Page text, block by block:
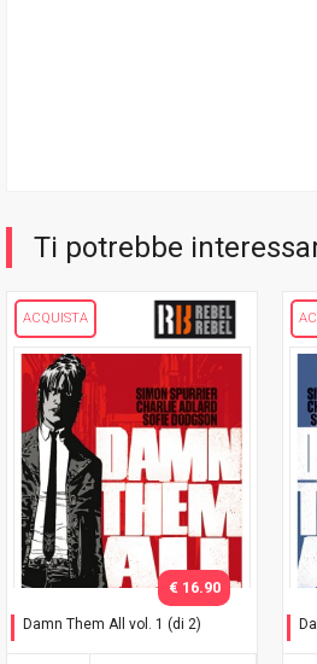
Ti potrebbe
ACQUISTA
Damn Them All vol. 1 (di 2)
€ 16.90